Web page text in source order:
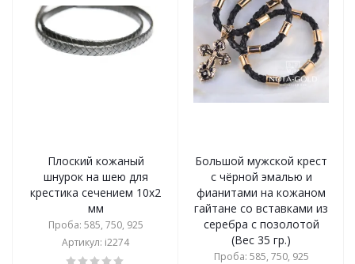
Плоский кожаный
шнурок на шею для
крестика сечением 10x2
мм
Проба: 585, 750, 925
Артикул: i2274
Большой мужской крест
с чёрной эмалью и
фианитами на кожаном
гайтане со вставками из
серебра с позолотой
(Вес 35 гр.)
Проба: 585, 750, 925